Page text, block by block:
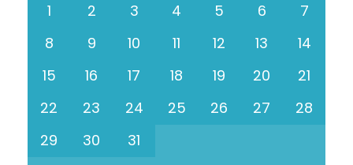
1
2 3 4 5 6
7
8
9 10 11 12 13
14
15
16 17 18 19 20
21
22
23 24 25 26 27
28
29
30 31